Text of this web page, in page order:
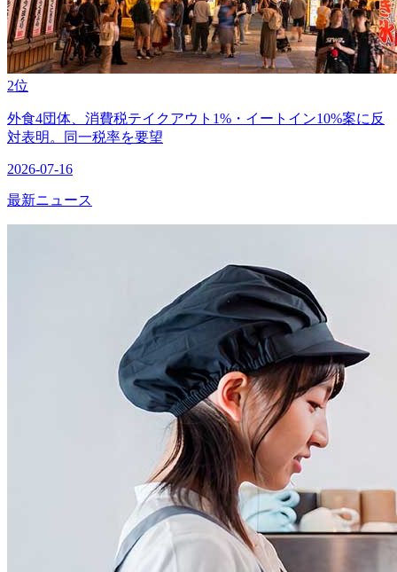
2位
外食4団体、消費税テイクアウト1%・イートイン10%案に反
対表明。同一税率を要望
2026-07-16
最新ニュース